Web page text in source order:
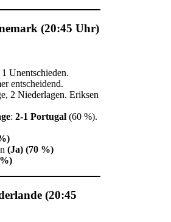
(20:45 Uhr)
Unentschieden.
entscheidend.
2 Niederlagen. Eriksen
: 2-1 Portugal (60 %).
(Ja) (70 %)
(20:45